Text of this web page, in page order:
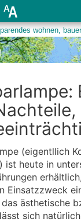
(eigentllich
ist heute in
Einsatzzweck
ästhetische
sich